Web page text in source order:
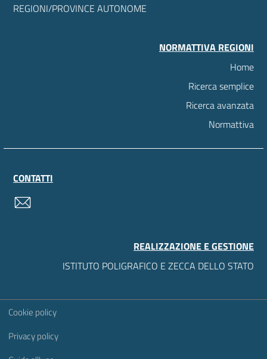
REGIONI/PROVINCE AUTONOME
NORMATTIVA REGIONI
Home
Ricerca semplice
Ricerca avanzata
Normattiva
CONTATTI
REALIZZAZIONE E GESTIONE
ISTITUTO POLIGRAFICO E ZECCA DELLO STATO
Sezione Link Utili
Cookie policy
Privacy policy